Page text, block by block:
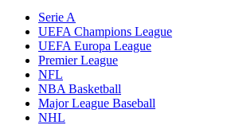
Serie A
UEFA Champions League
UEFA Europa League
Premier League
NFL
NBA Basketball
Major League Baseball
NHL